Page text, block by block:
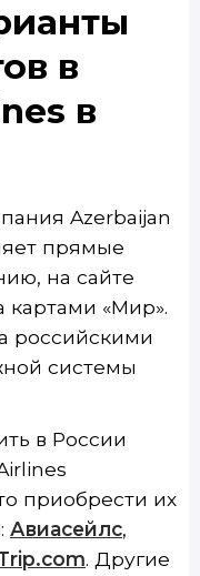
в
в
Azerbaijan
прямые
на сайте
картами «Мир».
российскими
системы
в России
приобрести их
Авиасейлс,
. Другие